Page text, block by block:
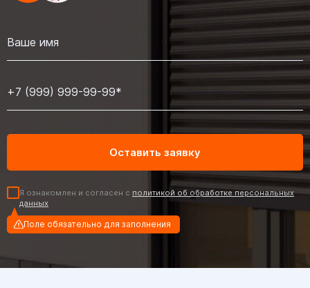
Я ознакомлен и согласен с политикой об обработке персональных
данных
Поле обязательно для заполнения